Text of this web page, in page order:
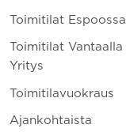
Toimitilat Espoossa
Toimitilat Vantaalla
Yritys
Toimitilavuokraus
Ajankohtaista